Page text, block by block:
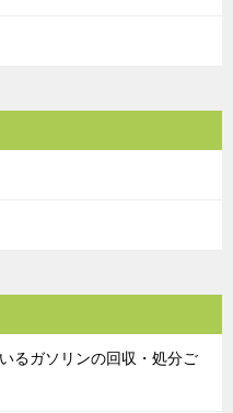
るガソリンの回収・処分ご